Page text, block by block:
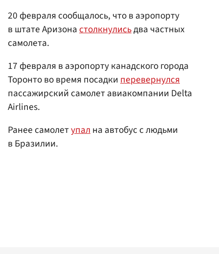
20 февраля сообщалось, что в аэропорту
в штате Аризона столкнулисьдва частных
самолета.
17 февраля в аэропорту канадского города
Торонто во время посадкиперевернулся
пассажирский самолет авиакомпании Delta
Airlines.
Ранее самолетупална автобус с людьми
в Бразилии.